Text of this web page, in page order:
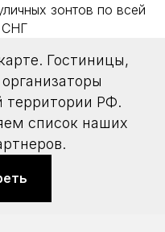
зонтов по всей
СНГ
Гостиницы,
территории РФ.
список наших